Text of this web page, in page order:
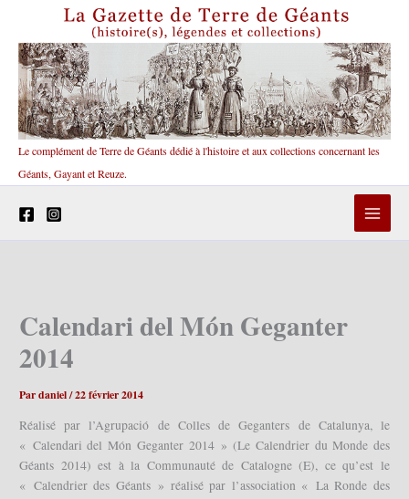
contenu
Le complément de Terre de Géants dédié à l'histoire et aux collections concernant les
Géants, Gayant et Reuze.
Calendari del Món Geganter
2014
Pardaniel/22 février 2014
Réalisé par l’Agrupació de Colles de Geganters de Catalunya, le
« Calendari del Món Geganter 2014 » (Le Calendrier du Monde des
Géants 2014) est à la Communauté de Catalogne (E), ce qu’est le
« Calendrier des Géants » réalisé par l’association « La Ronde des